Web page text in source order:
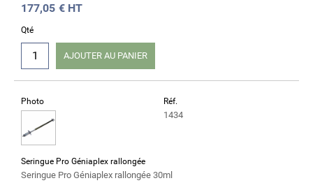
177,05 € HT
Qté
AJOUTER AU PANIER
Réf.
1434
Photo
Seringue Pro Géniaplex rallongée
Seringue Pro Géniaplex rallongée 30ml